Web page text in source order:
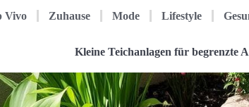
Vivo Zuhause Mode Lifestyle
Kleine Teichanlagen für begrenzte